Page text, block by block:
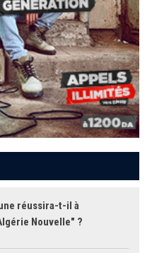
réussira-t-il à
Nouvelle" ?